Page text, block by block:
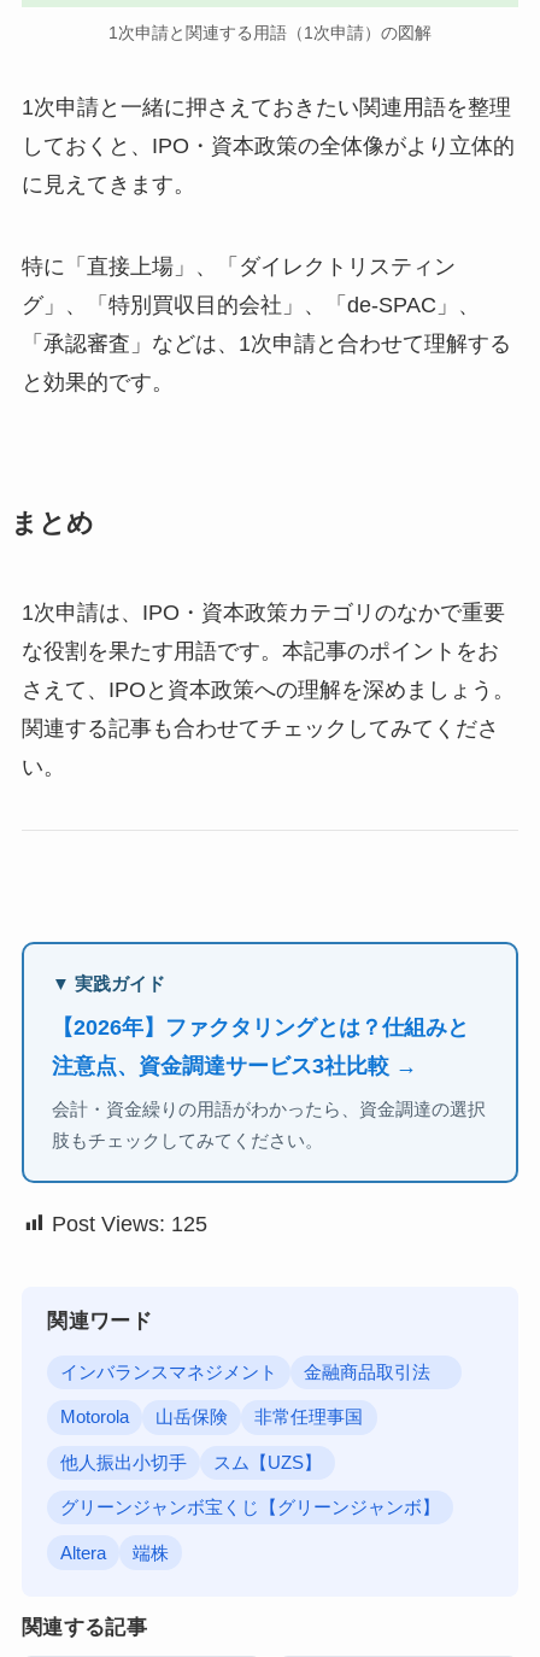
1次申請と関連する用語（1次申請）の図解
1次申請と一緒に押さえておきたい関連用語を整理
しておくと、IPO・資本政策の全体像がより立体的
に見えてきます。
特に「直接上場」、「ダイレクトリスティン
グ」、「特別買収目的会社」、「de-SPAC」、
「承認審査」などは、1次申請と合わせて理解する
と効果的です。
まとめ
1次申請は、IPO・資本政策カテゴリのなかで重要
な役割を果たす用語です。本記事のポイントをお
さえて、IPOと資本政策への理解を深めましょう。
関連する記事も合わせてチェックしてみてくださ
い。
▼ 実践ガイド
【2026年】ファクタリングとは？仕組みと
注意点、資金調達サービス3社比較 →
会計・資金繰りの用語がわかったら、資金調達の選択
肢もチェックしてみてください。
Post Views: 125
関連ワード
インバランスマネジメント 金融商品取引法
Motorola 山岳保険 非常任理事国
他人振出小切手 スム【UZS】
グリーンジャンボ宝くじ【グリーンジャンボ】
Altera 端株
関連する記事